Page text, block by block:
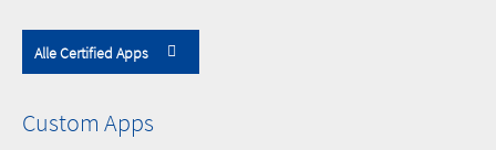
Alle Certified Apps
Custom Apps